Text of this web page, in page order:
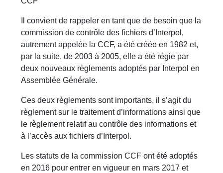
Il convient de rappeler en tant que de besoin que la
commission de contrôle des fichiers d’Interpol,
autrement appelée la CCF, a été créée en 1982 et,
par la suite, de 2003 à 2005, elle a été régie par
deux nouveaux règlements adoptés par Interpol en
Assemblée Générale.
Ces deux règlements sont importants, il s’agit du
règlement sur le traitement d’informations ainsi que
le règlement relatif au contrôle des informations et
à l’accès aux fichiers d’Interpol.
Les statuts de la commission CCF ont été adoptés
en 2016 pour entrer en vigueur en mars 2017 et